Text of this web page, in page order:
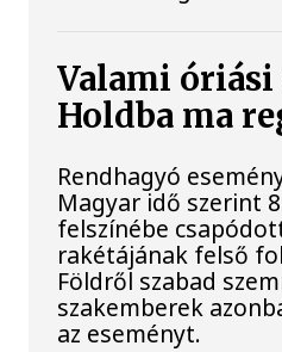
Valami
Holdba ma
Rendhagyó
Magyar idő szerint
felszínébe
rakétájának felső
Földről szabad
szakemberek
az eseményt.